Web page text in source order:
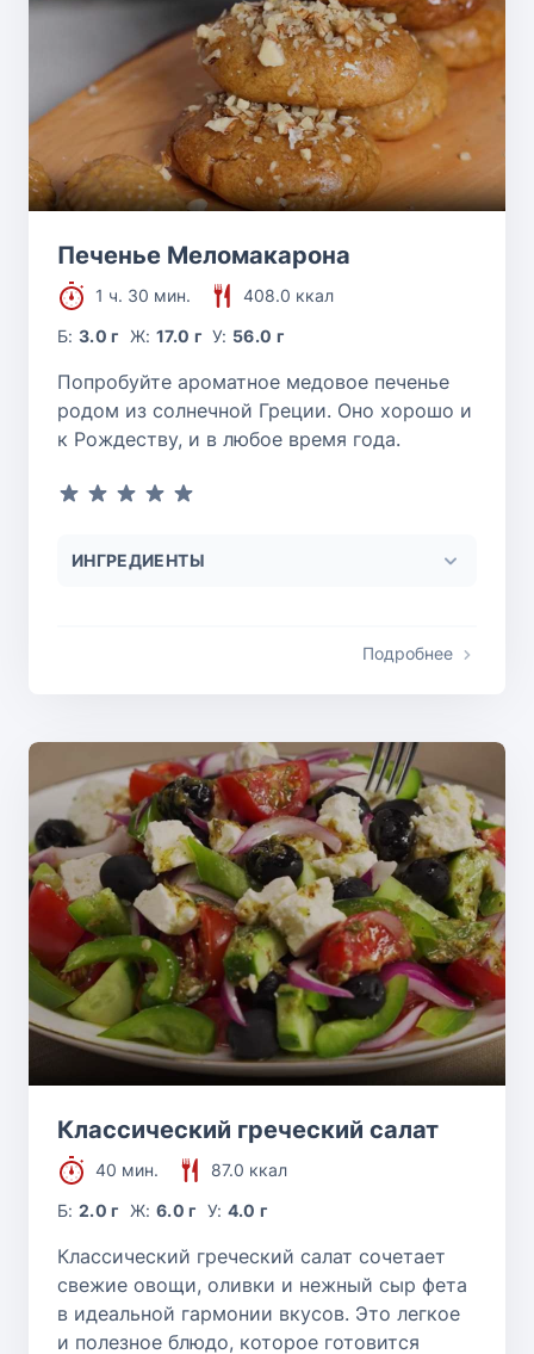
Печенье Меломакарона
1 ч. 30 мин.
408.0 ккал
Б:3.0 г Ж: 17.0 г У: 56.0 г
Попробуйте ароматное медовое печенье
родом из солнечной Греции. Оно хорошо и
к Рождеству, и в любое время года.
ИНГРЕДИЕНТЫ
Подробнее
Классический греческий салат
40 мин.
87.0 ккал
Б:2.0 г Ж: 6.0 г У: 4.0 г
Классический греческий салат сочетает
свежие овощи, оливки и нежный сыр фета
в идеальной гармонии вкусов. Это легкое
и полезное блюдо, которое готовится